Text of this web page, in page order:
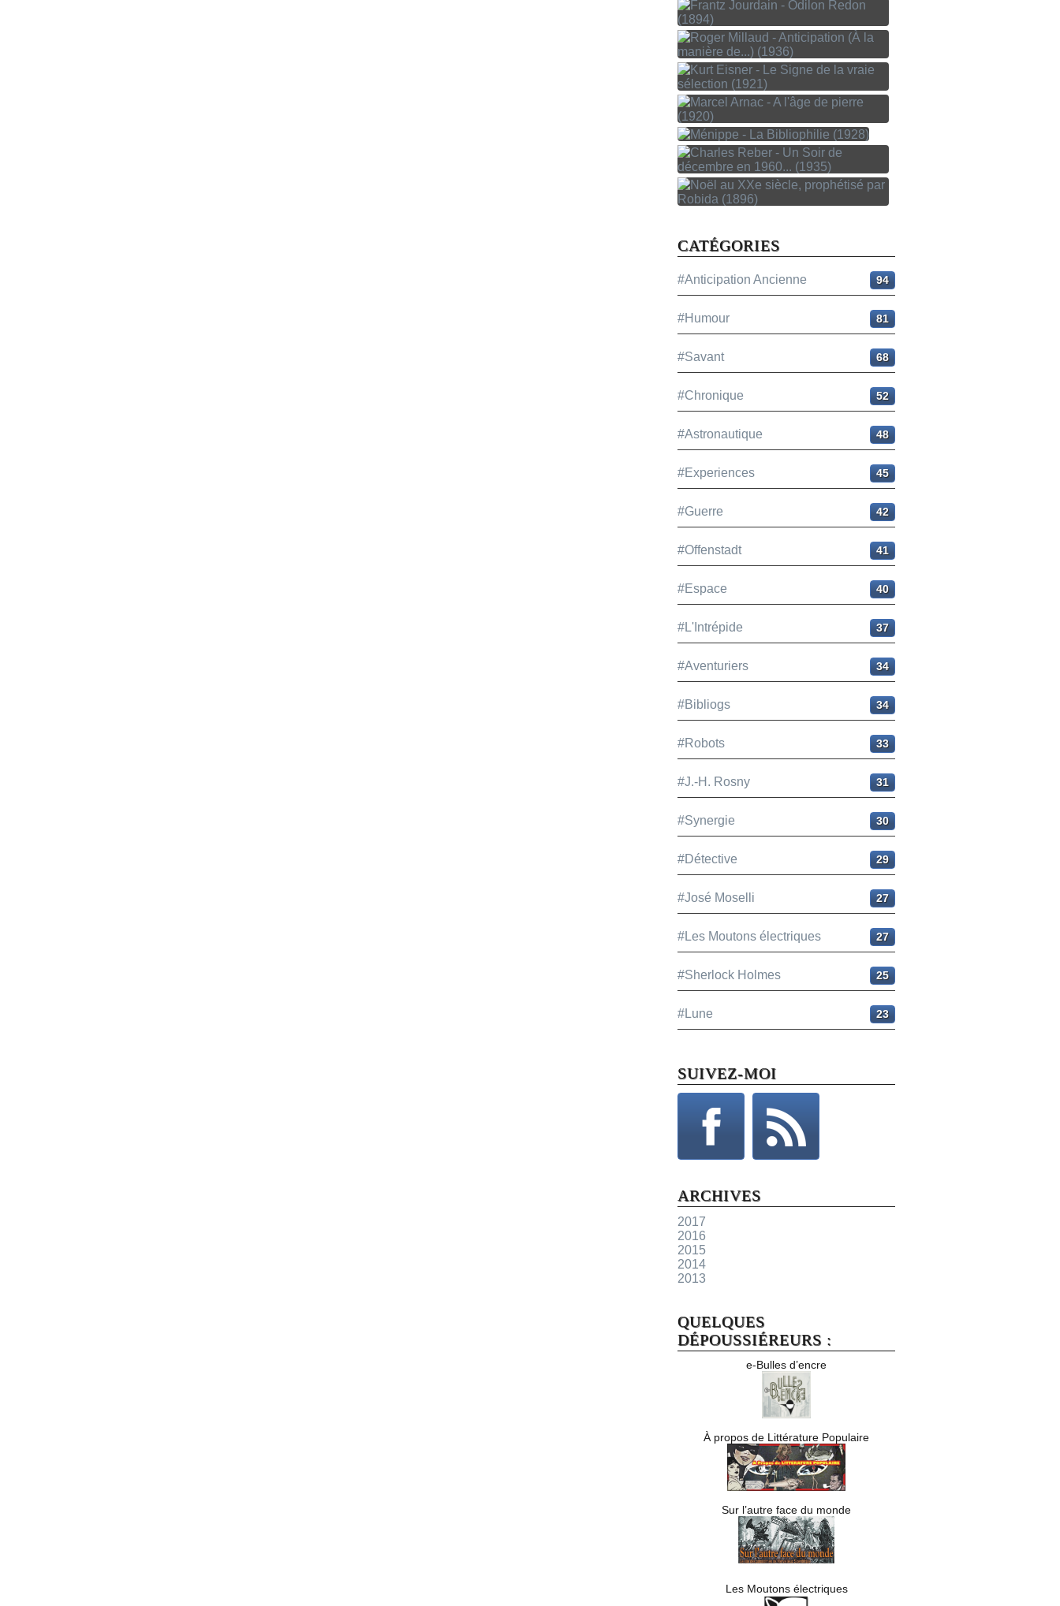
CATÉGORIES
#Anticipation Ancienne 94
#Humour 81
#Savant 68
#Chronique 52
#Astronautique 48
#Experiences 45
#Guerre 42
#Offenstadt 41
#Espace 40
#L'Intrépide 37
#Aventuriers 34
#Bibliogs 34
#Robots 33
#J.-H. Rosny 31
#Synergie 30
#Détective 29
#José Moselli 27
#Les Moutons électriques 27
#Sherlock Holmes 25
#Lune 23
SUIVEZ-MOI
ARCHIVES
2017
2016
2015
2014
2013
QUELQUES
DÉPOUSSIÉREURS :
e-Bulles d’encre
À propos de Littérature Populaire
Sur l’autre face du monde
Les Moutons électriques